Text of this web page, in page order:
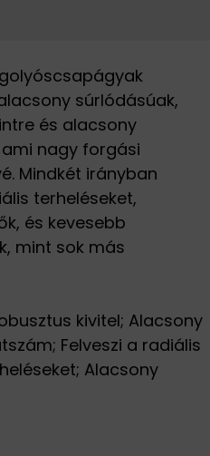
súrlódásúak,
és alacsony
nagy forgási
Mindkét irányban
terheléseket,
és kevesebb
mint sok más
kivitel; Alacsony
Felveszi a radiális
Alacsony